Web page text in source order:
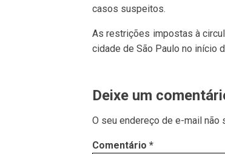
casos suspeitos.
As restrições impostas à
cidade de São Paulo no início
Deixe um
O seu endereço de e-mail não
Comentário *